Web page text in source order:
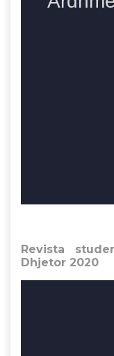
Revista
Dhjetor 2020